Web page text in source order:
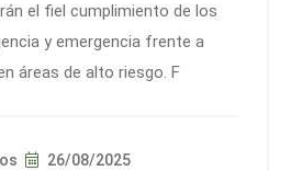
el fiel cumplimiento de los
y emergencia frente a
áreas de alto riesgo. F
26/08/2025